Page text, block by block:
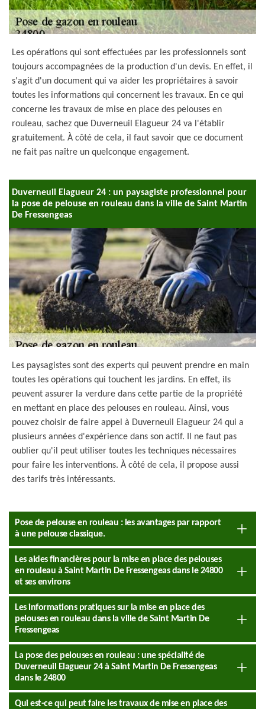
Les opérations qui sont effectuées par les professionnels sont
toujours accompagnées de la production d'un devis. En effet, il
s'agit d'un document qui va aider les propriétaires à savoir
toutes les informations qui concernent les travaux. En ce qui
concerne les travaux de mise en place des pelouses en
rouleau, sachez que Duverneuil Elagueur 24 va l'établir
gratuitement. À côté de cela, il faut savoir que ce document
ne fait pas naître un quelconque engagement.
Duverneuil Elagueur 24 : un paysagiste professionnel pour
la pose de pelouse en rouleau dans la ville de Saint Martin
De Fressengeas
Les paysagistes sont des experts qui peuvent prendre en main
toutes les opérations qui touchent les jardins. En effet, ils
peuvent assurer la verdure dans cette partie de la propriété
en mettant en place des pelouses en rouleau. Ainsi, vous
pouvez choisir de faire appel à Duverneuil Elagueur 24 qui a
plusieurs années d'expérience dans son actif. Il ne faut pas
oublier qu'il peut utiliser toutes les techniques nécessaires
pour faire les interventions. À côté de cela, il propose aussi
des tarifs très intéressants.
Pose de pelouse en rouleau : les avantages par rapport
à une pelouse classique.
Les aides financières pour la mise en place des pelouses
en rouleau à Saint Martin De Fressengeas dans le 24800
et ses environs
Les informations pratiques sur la mise en place des
pelouses en rouleau dans la ville de Saint Martin De
Fressengeas
La pose des pelouses en rouleau : une spécialité de
Duverneuil Elagueur 24 à Saint Martin De Fressengeas
dans le 24800
Qui est-ce qui peut faire les travaux de mise en place des